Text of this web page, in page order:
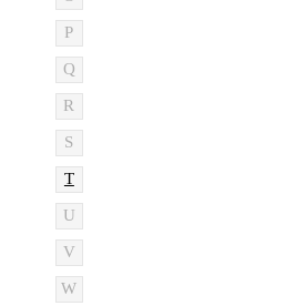
P
Q
R
S
T
U
V
W